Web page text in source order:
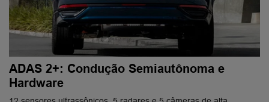
ADAS 2+: Condução Semiautônoma e
Hardware